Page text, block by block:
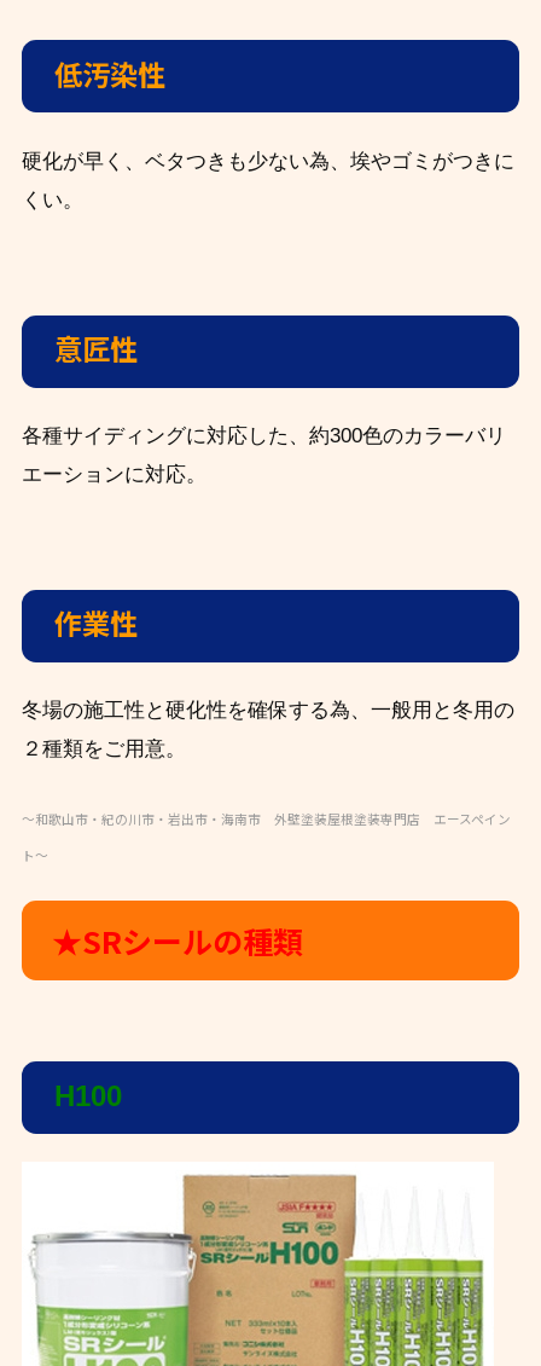
低汚染性
硬化が早く、ベタつきも少ない為、埃やゴミがつきに
くい。
意匠性
各種サイディングに対応した、約300色のカラーバリ
エーションに対応。
作業性
冬場の施工性と硬化性を確保する為、一般用と冬用の
２種類をご用意。
～和歌山市・紀の川市・岩出市・海南市 外壁塗装屋根塗装専門店 エースペイン
ト～
★SRシールの種類
H100